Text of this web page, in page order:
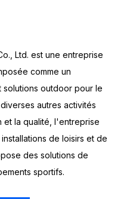
Ltd. est une entreprise
comme un
outdoor pour le
autres activités
et la qualité, l'entreprise
de loisirs et de
des solutions de
sportifs.